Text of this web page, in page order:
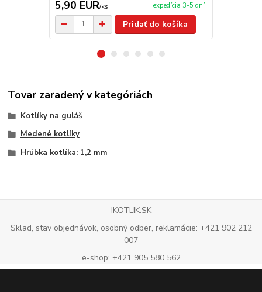
5,90 EUR/ks expedícia 3-5 dní
Pridať do košíka
Tovar zaradený v kategóriách
Kotlíky na guláš
Medené kotlíky
Hrúbka kotlíka: 1,2 mm
IKOTLIK.SK
Sklad, stav objednávok, osobný odber, reklamácie: +421 902 212
007
e-shop: +421 905 580 562